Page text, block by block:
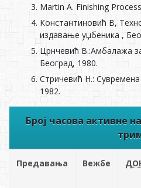
Martin A. Finishing
Константиновић В,
издавање уџбеника ,
Црнчевић В.:Амбалажа
Београд, 1980.
Стричевић Н.:
1982.
Број часова активне
Предавања Вежбе